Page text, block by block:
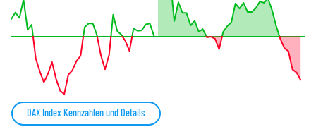
DAX Index Kennzahlen und Details